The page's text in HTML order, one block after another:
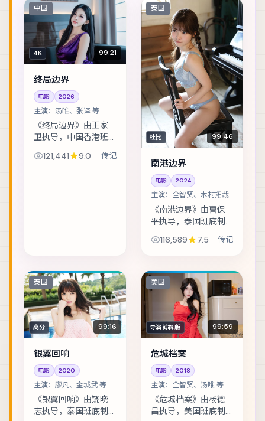
包括佛罗伦斯·皮尤、
桂纶镁、安藤樱 等...
震、长泽雅美、段奕
宏 等，表演层次丰
富。...
中国
4K 99:21
终局边界
电影 2026
主演： 汤唯、张译 等
《终局边界》由王家
卫执导，中国香港班
传记。雨夜里的匿名
121,441 9.0 传记
泰国
杜比 99:46
南港边界
电影 2024
主演： 全智贤、木村拓哉
等
《南港边界》由曹保
平执导，泰国班底制
记。假释犯回到社区
的债。主演包括全智
贤、木村拓哉、黄渤 ...
116,589 7.5 传记
泰国
高分 99:16
银翼回响
电影 2020
主演： 廖凡、金城武 等
《银翼回响》由饶晓
志执导，泰国班底制
美国
导演剪辑版 99:59
危城档案
电影 2018
主演： 全智贤、汤唯 等
《危城档案》由杨德
昌执导，美国班底制